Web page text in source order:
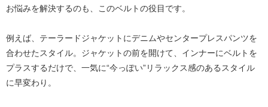
お悩みを解決するのも、このベルトの役目です。
例えば、 テーラードジャケット にデニムやセンタープレスパンツを
合わせたスタイル。ジャケットの前を開けて、インナーにベルトを
プラスするだけで、 一気に“今っぽい”リラックス感のあるスタイル
に早変わり。